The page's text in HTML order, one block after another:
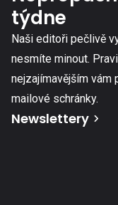
týdne
Naši editoři pečlivě
nesmíte minout.
nejzajímavějším vám
mailové schránky.
Newslettery